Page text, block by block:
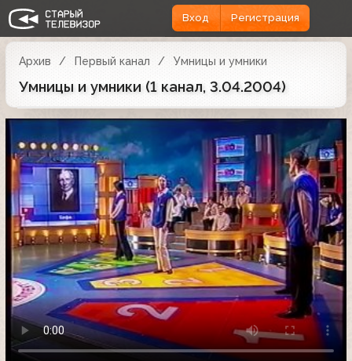
Вход Регистрация
Архив Первый канал Умницы и умники
Умницы и умники (1 канал, 3.04.2004)